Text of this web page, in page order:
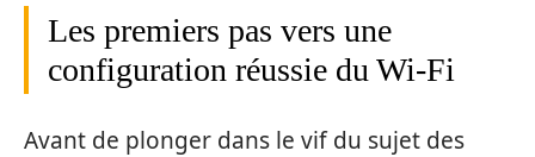
Les premiers pas vers une
configuration réussie du Wi-Fi
Avant de plonger dans le vif du sujet des